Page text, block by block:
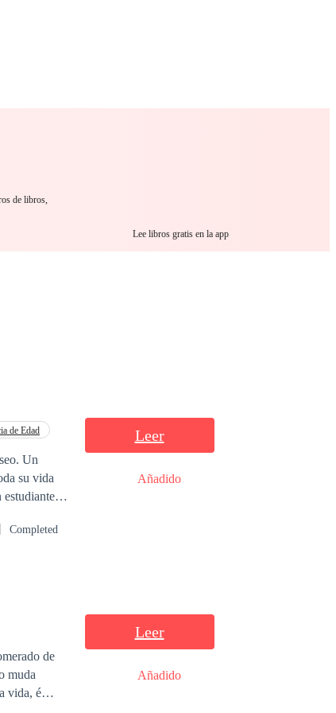
de libros,
Lee libros gratis en la app
de Edad
Un
Completed
Leer
Añadido
de
muda
Leer
Añadido